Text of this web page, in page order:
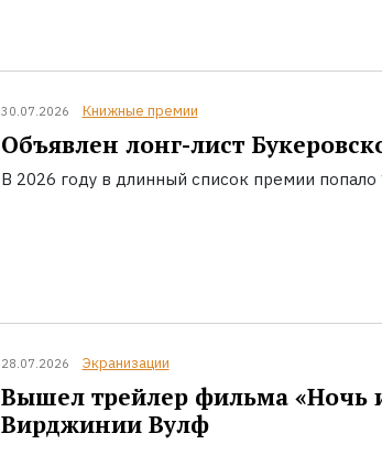
30.07.2026 Книжные премии
Объявлен лонг-лист
В 2026 году в длинный список премии попало
28.07.2026 Экранизации
Вышел трейлер фильма «Ночь
Вирджинии Вулф